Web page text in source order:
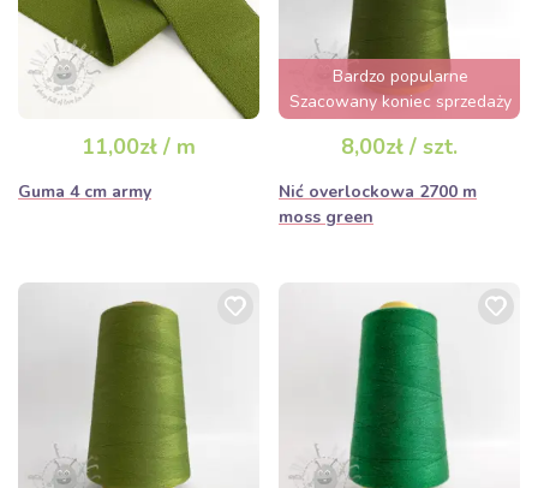
11,00zł / m
Guma 4 cm army
Bardzo popularne
Szacowany koniec sprzedaży
8,00zł / szt.
Nić overlockowa 2700 m
moss green